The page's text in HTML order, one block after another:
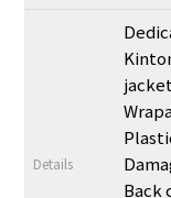
Details
Back